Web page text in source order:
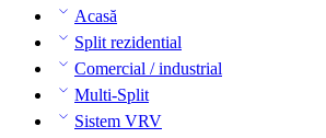
Acasă
Split rezidential
Comercial / industrial
Multi-Split
Sistem VRV